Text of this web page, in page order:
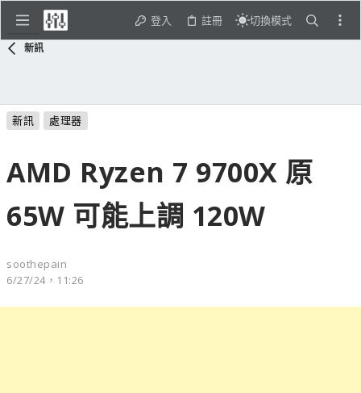
登入 註冊 切換模式
新訊
新訊 處理器
AMD Ryzen 7 9700X 原
65W 可能上調 120W
soothepain
6/27/24，11:26